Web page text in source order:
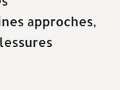
approches,